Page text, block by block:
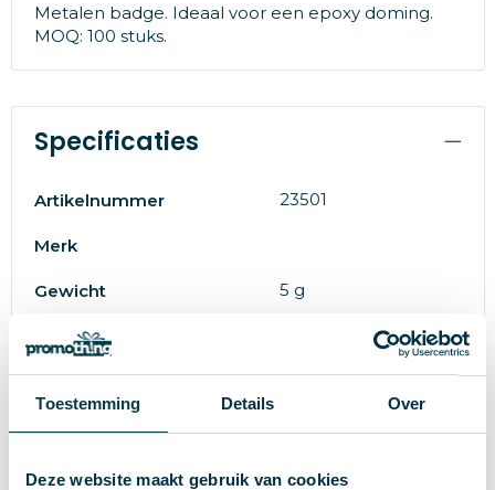
Toestemming Details Over
Deze website maakt gebruik van cookies
Metalen badge. Ideaal voor een epoxy doming.
MOQ: 100 stuks.
Specificaties
Artikelnummer 23501
Merk
Gewicht 5 g
Maat
Materiaal Metaal, Hars
Kleur